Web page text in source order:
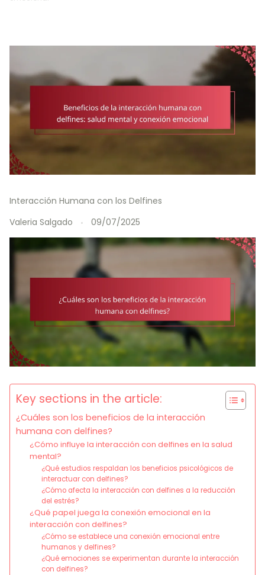
Interacción Humana con los Delfines
Valeria Salgado
09/07/2025
Key sections in the article:
¿Cuáles son los beneficios de la interacción
humana con delfines?
¿Cómo influye la interacción con delfines en la salud
mental?
¿Qué estudios respaldan los beneficios psicológicos de
interactuar con delfines?
¿Cómo afecta la interacción con delfines a la reducción
del estrés?
¿Qué papel juega la conexión emocional en la
interacción con delfines?
¿Cómo se establece una conexión emocional entre
humanos y delfines?
¿Qué emociones se experimentan durante la interacción
con delfines?